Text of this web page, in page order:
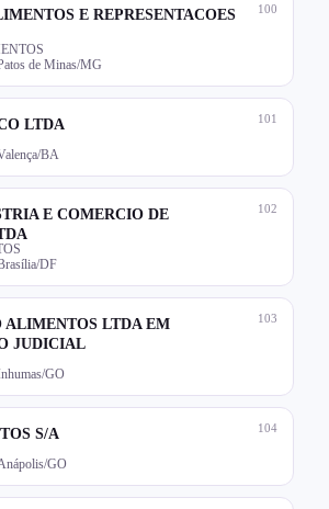
100
E REPRESENTACOES
de Minas/MG
101
LTDA
BA
102
E COMERCIO DE
DF
103
LTDA EM
JUDICIAL
GO
104
S/A
GO